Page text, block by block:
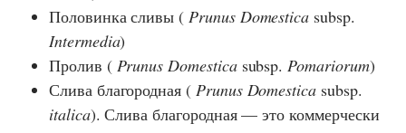
Половинка сливы (Prunus Domestica subsp.
Intermedia)
Пролив ( Prunus Domesticasubsp.Pomariorum)
Слива благородная ( Prunus Domestica subsp.
italica). Слива благородная — это коммерчески